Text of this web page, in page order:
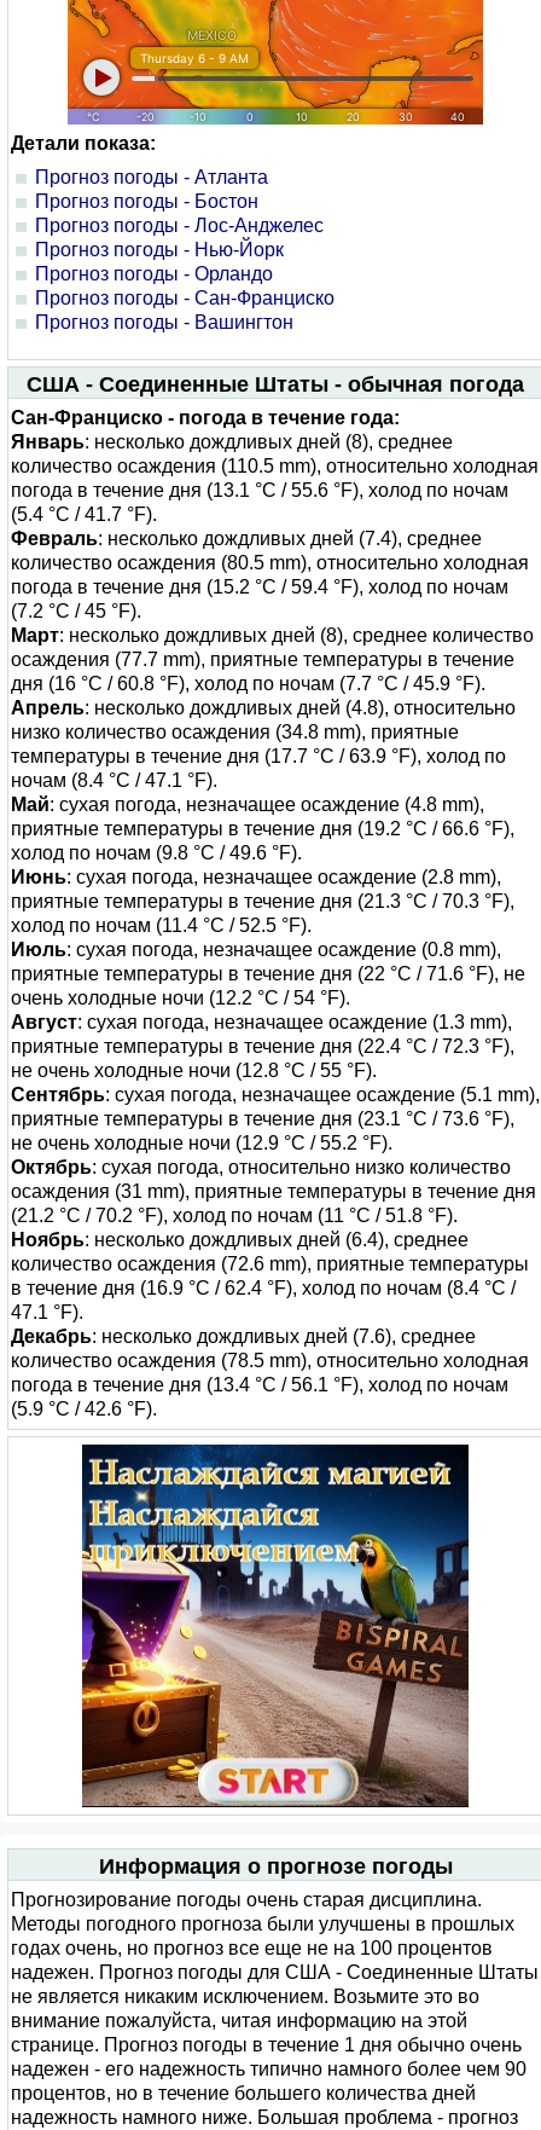
Детали показа:
Прогноз погоды - Атланта
Прогноз погоды - Бостон
Прогноз погоды - Лос-Анджелес
Прогноз погоды - Нью-Йорк
Прогноз погоды - Орландо
Прогноз погоды - Сан-Франциско
Прогноз погоды - Вашингтон
США - Соединенные Штаты - обычная погода
Сан-Франциско - погода в течение года:
Январь: несколько дождливых дней (8), среднее
количество осаждения (110.5 mm), относительно холодная
погода в течение дня (13.1 °C / 55.6 °F), холод по ночам
(5.4 °C / 41.7 °F).
Февраль: несколько дождливых дней (7.4), среднее
количество осаждения (80.5 mm), относительно холодная
погода в течение дня (15.2 °C / 59.4 °F), холод по ночам
(7.2 °C / 45 °F).
Март: несколько дождливых дней (8), среднее количество
осаждения (77.7 mm), приятные температуры в течение
дня (16 °C / 60.8 °F), холод по ночам (7.7 °C / 45.9 °F).
Апрель: несколько дождливых дней (4.8), относительно
низко количество осаждения (34.8 mm), приятные
температуры в течение дня (17.7 °C / 63.9 °F), холод по
ночам (8.4 °C / 47.1 °F).
Май: сухая погода, незначащее осаждение (4.8 mm),
приятные температуры в течение дня (19.2 °C / 66.6 °F),
холод по ночам (9.8 °C / 49.6 °F).
Июнь: сухая погода, незначащее осаждение (2.8 mm),
приятные температуры в течение дня (21.3 °C / 70.3 °F),
холод по ночам (11.4 °C / 52.5 °F).
Июль: сухая погода, незначащее осаждение (0.8 mm),
приятные температуры в течение дня (22 °C / 71.6 °F), не
очень холодные ночи (12.2 °C / 54 °F).
Август: сухая погода, незначащее осаждение (1.3 mm),
приятные температуры в течение дня (22.4 °C / 72.3 °F),
не очень холодные ночи (12.8 °C / 55 °F).
Сентябрь: сухая погода, незначащее осаждение (5.1 mm),
приятные температуры в течение дня (23.1 °C / 73.6 °F),
не очень холодные ночи (12.9 °C / 55.2 °F).
Октябрь: сухая погода, относительно низко количество
осаждения (31 mm), приятные температуры в течение дня
(21.2 °C / 70.2 °F), холод по ночам (11 °C / 51.8 °F).
Ноябрь: несколько дождливых дней (6.4), среднее
количество осаждения (72.6 mm), приятные температуры
в течение дня (16.9 °C / 62.4 °F), холод по ночам (8.4 °C /
47.1 °F).
Декабрь: несколько дождливых дней (7.6), среднее
количество осаждения (78.5 mm), относительно холодная
погода в течение дня (13.4 °C / 56.1 °F), холод по ночам
(5.9 °C / 42.6 °F).
Информация о прогнозе погоды
Прогнозирование погоды очень старая дисциплина.
Методы погодного прогноза были улучшены в прошлых
годах очень, но прогноз все еще не на 100 процентов
надежен. Прогноз погоды для США - Соединенные Штаты
не является никаким исключением. Возьмите это во
внимание пожалуйста, читая информацию на этой
странице. Прогноз погоды в течение 1 дня обычно очень
надежен - его надежность типично намного более чем 90
процентов, но в течение большего количества дней
надежность намного ниже. Большая проблема - прогноз